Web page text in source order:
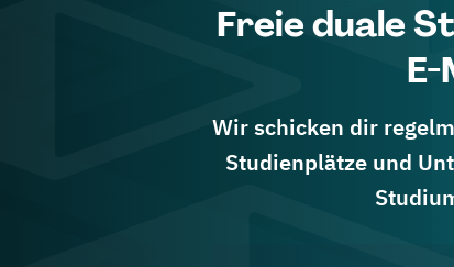
Freie duale
E-
Wir schicken dir
Studienplätze und